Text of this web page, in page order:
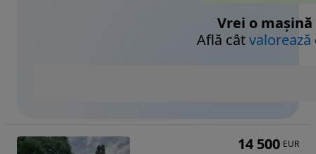
Vrei o mașină
Află câtvalorează
14 500 EUR